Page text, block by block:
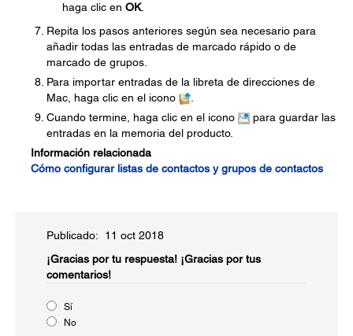
haga clic en OK.
Repita los pasos anteriores según sea necesario para
añadir todas las entradas de marcado rápido o de
marcado de grupos.
Para importar entradas de la libreta de direcciones de
Mac, haga clic en el icono
Cuando termine, haga clic en el icono
para guardar las
entradas en la memoria del producto.
Información relacionada
Cómo configurar listas de contactos y grupos de contactos
Publicado: 11 oct 2018
¡Gracias por tu respuesta! ¡Gracias por tus
comentarios!
Sí
No